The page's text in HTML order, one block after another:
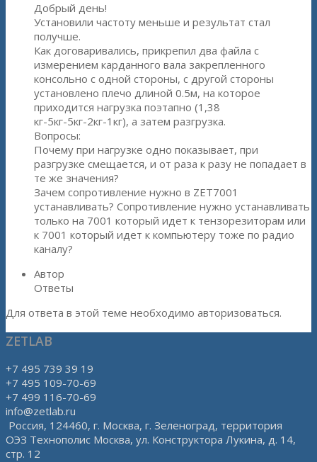
Добрый день!
Установили частоту меньше и результат стал
получше.
Как договаривались, прикрепил два файла с
измерением карданного вала закрепленного
консольно с одной стороны, с другой стороны
установлено плечо длиной 0.5м, на которое
приходится нагрузка поэтапно (1,38
кг-5кг-5кг-2кг-1кг), а затем разгрузка.
Вопросы:
Почему при нагрузке одно показывает, при
разгрузке смещается, и от раза к разу не попадает в
те же значения?
Зачем сопротивление нужно в ZET7001
устанавливать? Сопротивление нужно устанавливать
только на 7001 который идет к тензорезиторам или
к 7001 который идет к компьютеру тоже по радио
каналу?
Автор
Ответы
Для ответа в этой теме необходимо авторизоваться.
ZETLAB
+7 495 739 39 19
+7 495 109-70-69
+7 499 116-70-69
info@zetlab.ru
Россия, 124460, г. Москва, г. Зеленоград, территория
ОЭЗ Технополис Москва, ул. Конструктора Лукина, д. 14,
стр. 12